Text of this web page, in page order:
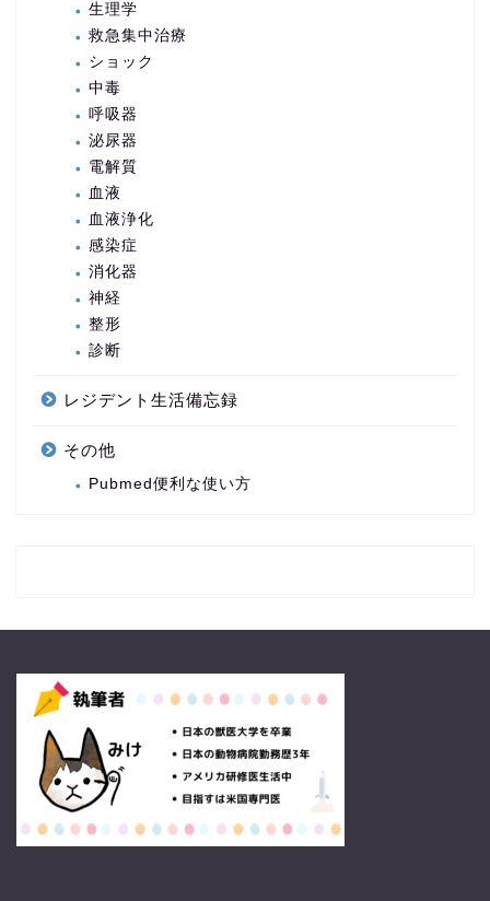
生理学
救急集中治療
ショック
中毒
呼吸器
泌尿器
電解質
血液
血液浄化
感染症
消化器
神経
整形
診断
レジデント生活備忘録
その他
Pubmed便利な使い方